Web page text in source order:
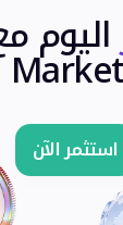
استثمر الآن